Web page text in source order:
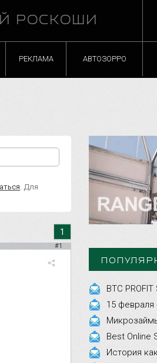
РОСКОШИ
РЕКЛАМА АВТОЗОРРО
. Для
1
#1
Best Online